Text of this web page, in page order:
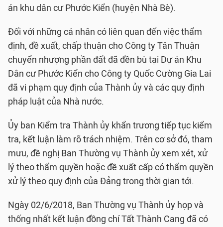
án khu dân cư Phước Kiển (huyện Nhà Bè).
Đối với những cá nhân có liên quan đến việc thẩm
định, đề xuất, chấp thuận cho Công ty Tân Thuận
chuyển nhượng phần đất đã đền bù tại Dự án Khu
Dân cư Phước Kiển cho Công ty Quốc Cường Gia Lai
đã vi phạm quy định của Thành ủy và các quy định
pháp luật của Nhà nước.
Ủy ban Kiểm tra Thành ủy khẩn trương tiếp tục kiểm
tra, kết luận làm rõ trách nhiệm. Trên cơ sở đó, tham
mưu, đề nghị Ban Thường vụ Thành ủy xem xét, xử
lý theo thẩm quyền hoặc đề xuất cấp có thẩm quyền
xử lý theo quy định của Đảng trong thời gian tới.
Ngày 02/6/2018, Ban Thường vụ Thành ủy họp và
thống nhất kết luận đồng chí Tất Thành Cang đã có